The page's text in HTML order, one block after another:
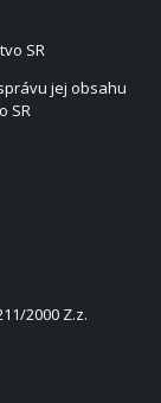
SR
jej obsahu
SR
2000 Z.z.